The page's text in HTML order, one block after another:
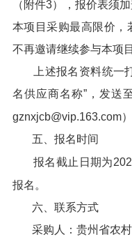
（附件3），报价表须
本项目采购最高限价，
不再邀请继续参与本项
上述报名资料统
名供应商名称”，发送
gznxjcb@vip.163.com）
五、报名时间
报名截止日期为
报名。
六、联系方式
采购人：贵州省农